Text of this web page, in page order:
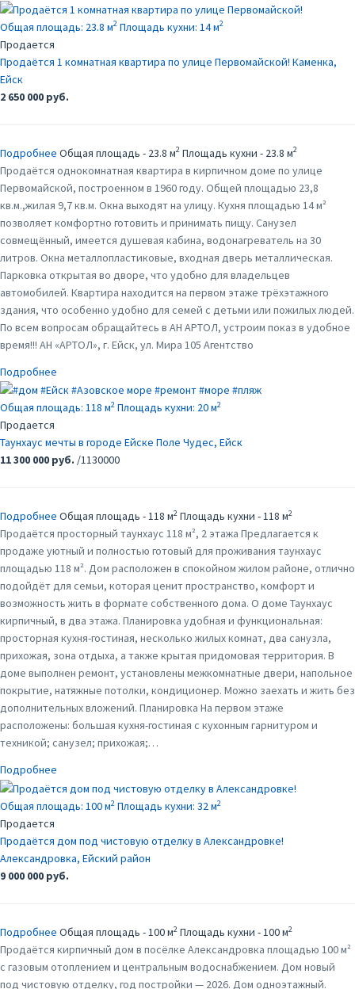
Общая площадь: 23.8 м2 Площадь кухни: 14 м2
Продается
Продаётся 1 комнатная квартира по улице Первомайской! Каменка,
Ейск
2 650 000 руб.
Подробнее Общая площадь - 23.8 м2 Площадь кухни - 23.8 м2
Продаётся однокомнатная квартира в кирпичном доме по улице
Первомайской, построенном в 1960 году. Общей площадью 23,8
кв.м.,жилая 9,7 кв.м. Окна выходят на улицу. Кухня площадью 14 м²
позволяет комфортно готовить и принимать пищу. Санузел
совмещённый, имеется душевая кабина, водонагреватель на 30
литров. Окна металлопластиковые, входная дверь металлическая.
Парковка открытая во дворе, что удобно для владельцев
автомобилей. Квартира находится на первом этаже трёхэтажного
здания, что особенно удобно для семей с детьми или пожилых людей.
По всем вопросам обращайтесь в АН АРТОЛ, устроим показ в удобное
время!!! АН «АРТОЛ», г. Ейск, ул. Мира 105 Агентство
Подробнее
Общая площадь: 118 м2 Площадь кухни: 20 м2
Продается
Таунхаус мечты в городе Ейске Поле Чудес, Ейск
11 300 000 руб. /1130000
Подробнее Общая площадь - 118 м2 Площадь кухни - 118 м2
Продаётся просторный таунхаус 118 м², 2 этажа Предлагается к
продаже уютный и полностью готовый для проживания таунхаус
площадью 118 м². Дом расположен в спокойном жилом районе, отлично
подойдёт для семьи, которая ценит пространство, комфорт и
возможность жить в формате собственного дома. О доме Таунхаус
кирпичный, в два этажа. Планировка удобная и функциональная:
просторная кухня-гостиная, несколько жилых комнат, два санузла,
прихожая, зона отдыха, а также крытая придомовая территория. В
доме выполнен ремонт, установлены межкомнатные двери, напольное
покрытие, натяжные потолки, кондиционер. Можно заехать и жить без
дополнительных вложений. Планировка На первом этаже
расположены: большая кухня-гостиная с кухонным гарнитуром и
техникой; санузел; прихожая;…
Подробнее
Общая площадь: 100 м2 Площадь кухни: 32 м2
Продается
Продаётся дом под чистовую отделку в Александровке!
Александровка, Ейский район
9 000 000 руб.
Подробнее Общая площадь - 100 м2 Площадь кухни - 100 м2
Продаётся кирпичный дом в посёлке Александровка площадью 100 м²
с газовым отоплением и центральным водоснабжением. Дом новый
под чистовую отделку, год постройки — 2026. Дом одноэтажный.